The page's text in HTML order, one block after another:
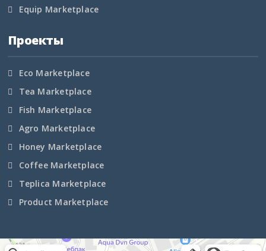
Липецкая область
Магаданская область
Московская область
Ненецкий АО
Equip Marketplace
Проекты
Eco Marketplace
Tea Marketplace
Fish Marketplace
Agro Marketplace
Honey Marketplace
Coffee Marketplace
Teplica Marketplace
Product Marketplace
Маркетплейс Казахстана